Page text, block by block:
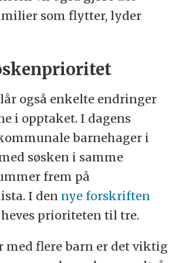
som flytter, lyder
også enkelte endringer
i opptaket. I dagens
barnehager i
søsken i samme
frem på
I den nye forskriften
heves prioriteten til tre.
med flere barn er det viktig